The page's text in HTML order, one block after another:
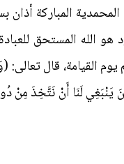
المحمدية المباركة
الله المستحق
القيامة، قال
أَمْ هُمْ ضَلُّوا السَّبِيلَ (17) قَالُوا سُبْحَانَكَ مَا